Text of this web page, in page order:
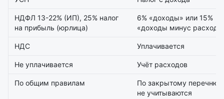
НДФЛ 13-22% (ИП), 25% налог
на прибыль (юрлица)
6% «доходы» или 15%
«доходы минус
НДС Уплачивается
Не уплачивается Учёт расходов
По общим правилам
По закрытому перечню
не учитываются